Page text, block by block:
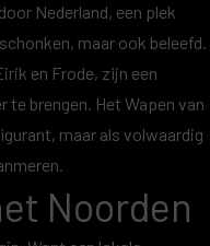
Nederland, een plek
maar ook beleefd.
en Frode, zijn een
te brengen. Het Wapen van
maar als volwaardig
Noorden